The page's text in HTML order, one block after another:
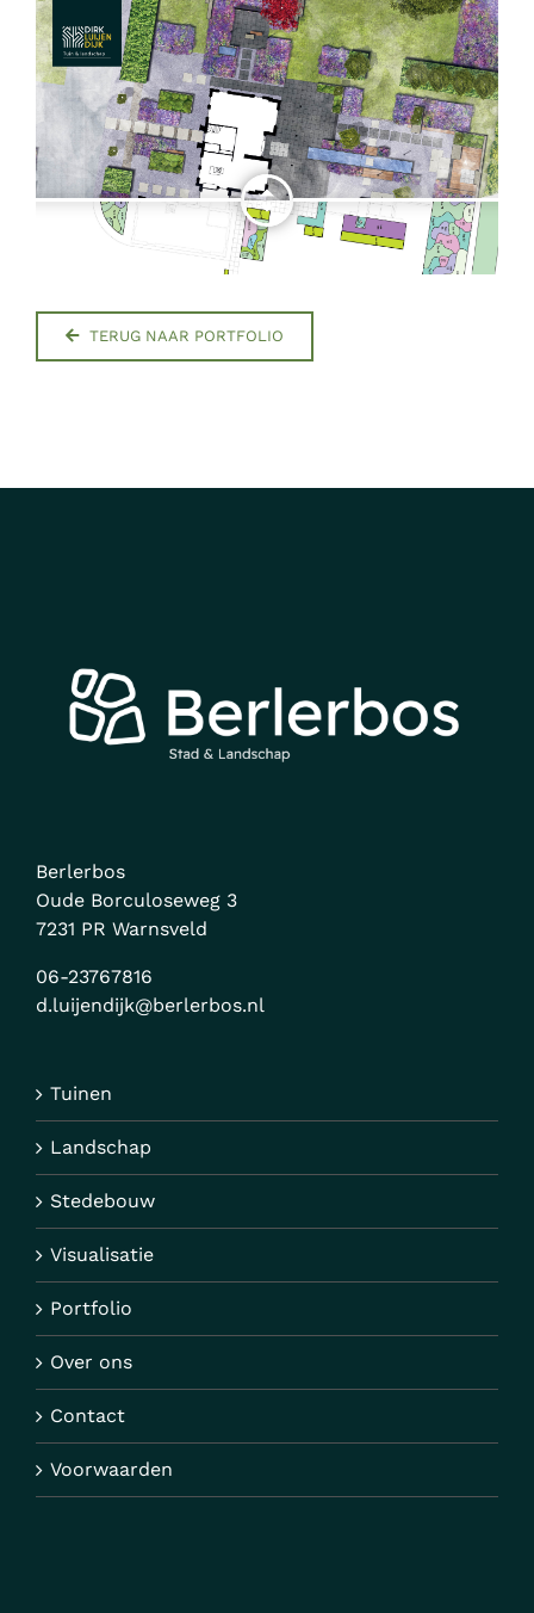
TERUG NAAR PORTFOLIO
Berlerbos
Oude Borculoseweg 3
7231 PR Warnsveld
06-23767816
d.luijendijk@berlerbos.nl
Tuinen
Landschap
Stedebouw
Visualisatie
Portfolio
Over ons
Contact
Voorwaarden